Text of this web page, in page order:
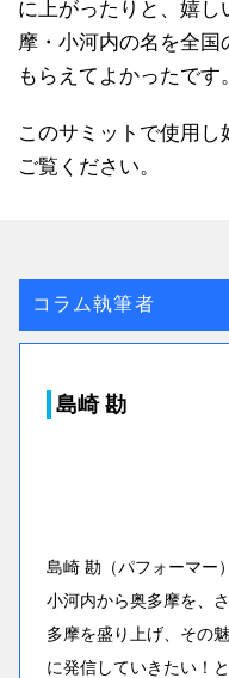
に上がったりと、嬉
摩・小河内の名を全国
もらえてよかったです。
このサミットで使用
ご覧ください。
コラム執筆者
島崎 勘
島崎 勘（パフォーマー
小河内から奥多摩を、
多摩を盛り上げ、その
に発信していきたい！